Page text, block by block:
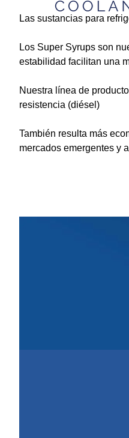
Las sustancias para
Los Super Syrups son
estabilidad facilitan una
Nuestra línea de
resistencia (diésel)
También resulta más
mercados emergentes y